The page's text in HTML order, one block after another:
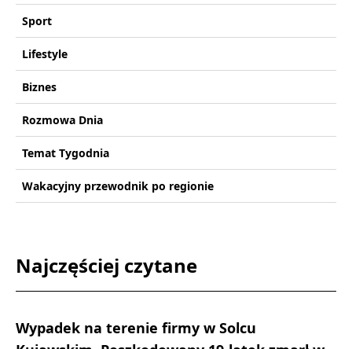
Sport
Lifestyle
Biznes
Rozmowa Dnia
Temat Tygodnia
Wakacyjny przewodnik po regionie
Najczęściej czytane
Wypadek na terenie firmy w Solcu